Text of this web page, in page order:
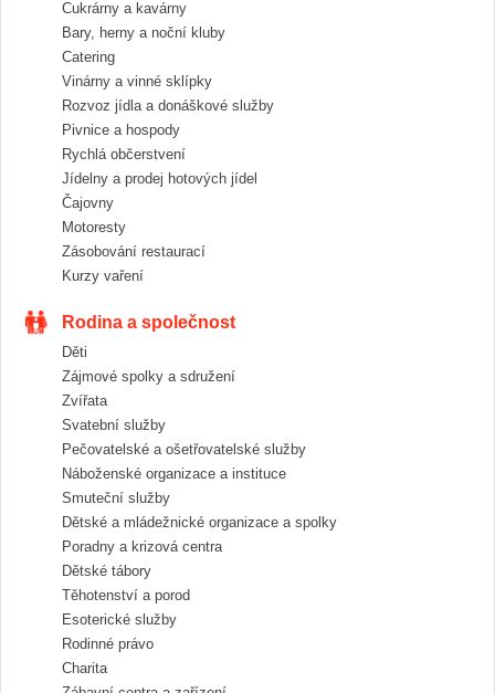
Cukrárny a kavárny
Bary, herny a noční kluby
Catering
Vinárny a vinné sklípky
Rozvoz jídla a donáškové služby
Pivnice a hospody
Rychlá občerstvení
Jídelny a prodej hotových jídel
Čajovny
Motoresty
Zásobování restaurací
Kurzy vaření
Rodina a společnost
Děti
Zájmové spolky a sdružení
Zvířata
Svatební služby
Pečovatelské a ošetřovatelské služby
Náboženské organizace a instituce
Smuteční služby
Dětské a mládežnické organizace a spolky
Poradny a krizová centra
Dětské tábory
Těhotenství a porod
Esoterické služby
Rodinné právo
Charita